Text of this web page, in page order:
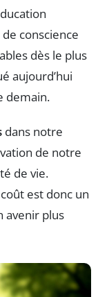
conscience
dès le plus
aujourd’hui
demain.
dans notre
de notre
de vie.
est donc un
avenir plus